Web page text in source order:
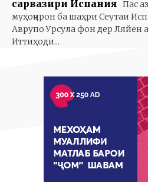
сарвазири Испания Пас
муҳоҷирон ба шаҳри Сеутаи
Аврупо Урсула фон дер Ляйен
Иттиҳоди...